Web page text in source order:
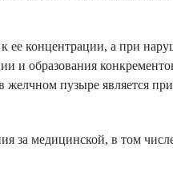
концентрации, а при
и образования
пузыре является
за медицинской, в том